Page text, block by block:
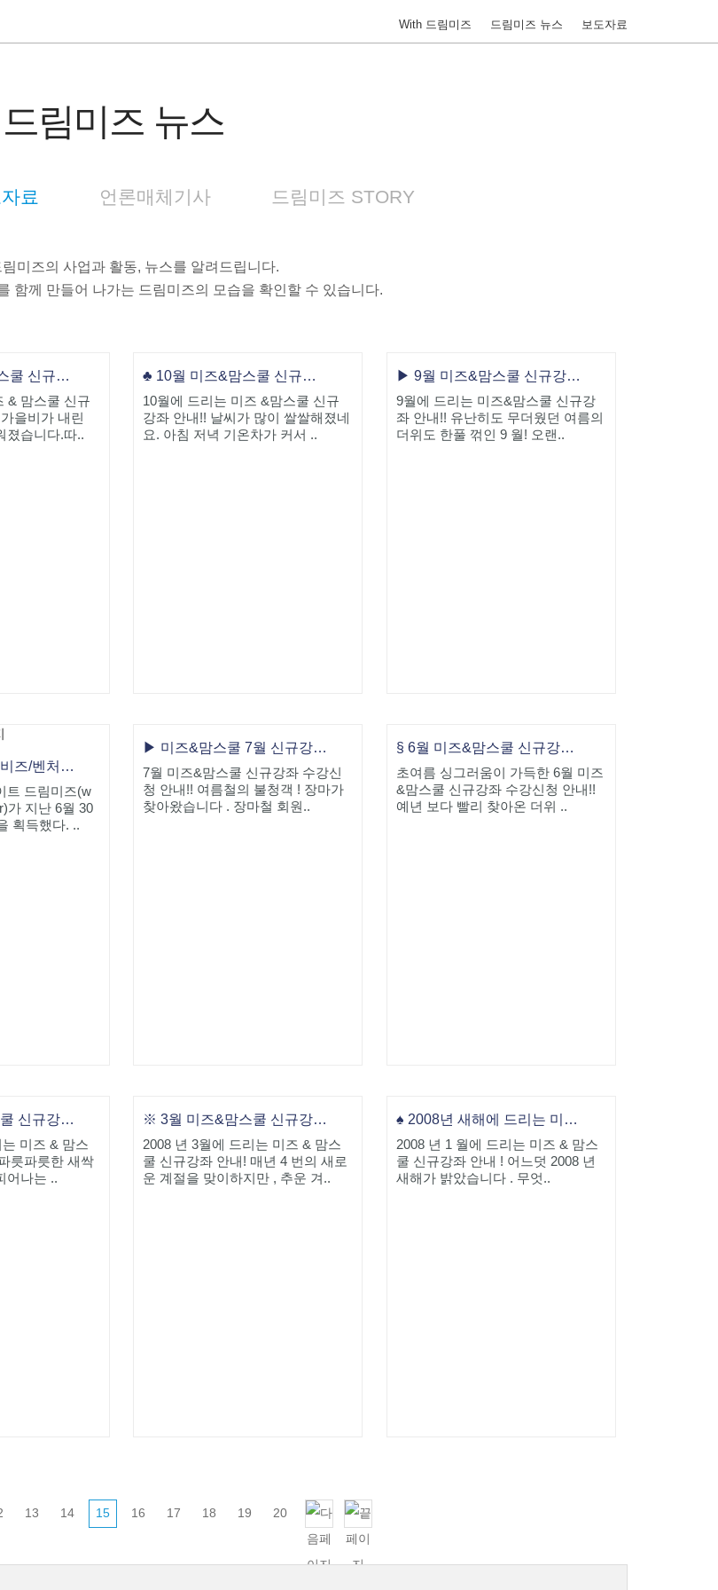
With 드림미즈 드림미즈 뉴스 보도자료
드림미즈 뉴스
료 언론매체기사 드림미즈 STORY
림미즈의 사업과 활동, 뉴스를 알려드립니다.
함께 만들어 나가는 드림미즈의 모습을 확인할 수 있습니다.
▣ 11월 미즈$ 맘스쿨 신규강좌 안내~!!
& 맘스쿨 신규
을비가 내린
졌습니다.따..
♣ 10월 미즈&맘스쿨 신규강좌 안내!
10월에 드리는 미즈 &맘스쿨 신규
강좌 안내!! 날씨가 많이 쌀쌀해졌네
요. 아침 저녁 기온차가 커서 ..
▶ 9월 미즈&맘스쿨 신규강좌 안내!
9월에 드리는 미즈&맘스쿨 신규강
좌 안내!! 유난히도 무더웠던 여름의
더위도 한풀 꺾인 9 월! 오랜..
☆ 드림미즈, 이노비즈/벤처기업인증 획득
트 드림미즈(w
가 지난 6월 30
획득했다. ..
▶ 미즈&맘스쿨 7월 신규강좌 안내
7월 미즈&맘스쿨 신규강좌 수강신
청 안내!! 여름철의 불청객 ! 장마가
찾아왔습니다 . 장마철 회원..
§ 6월 미즈&맘스쿨 신규강좌 안내!
초여름 싱그러움이 가득한 6월 미즈
&맘스쿨 신규강좌 수강신청 안내!!
예년 보다 빨리 찾아온 더위 ..
★ 4월 미즈&맘스쿨 신규강좌 안내!
미즈 & 맘스
릇파릇한 새싹
어나는 ..
※ 3월 미즈&맘스쿨 신규강좌 안내!
2008 년 3월에 드리는 미즈 & 맘스
쿨 신규강좌 안내! 매년 4 번의 새로
운 계절을 맞이하지만 , 추운 겨..
♠ 2008년 새해에 드리는 미즈&맘스쿨 신규강좌 안내!
2008 년 1 월에 드리는 미즈 & 맘스
쿨 신규강좌 안내 ! 어느덧 2008 년
새해가 밝았습니다 . 무엇..
13 14 15 16 17 18 19 20